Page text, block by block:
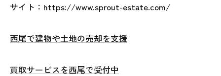
サイト：https://www.sprout-estate.com/
西尾で建物や土地の売却を支援
買取サービスを西尾で受付中